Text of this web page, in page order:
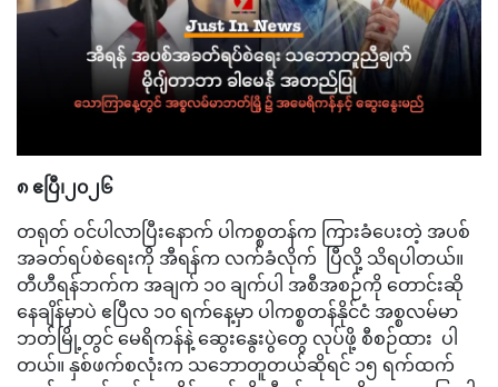
၈ ဧပြီ၊၂၀၂၆
တရုတ် ဝင်ပါလာပြီးနောက် ပါကစ္စတန်က ကြားခံပေးတဲ့ အပစ်
အခတ်ရပ်စဲရေးကို အီရန်က လက်ခံလိုက် ပြီလို့ သိရပါတယ်။
တီဟီရန်ဘက်က အချက် ၁၀ ချက်ပါ အစီအစဉ်ကို တောင်းဆို
နေချိန်မှာပဲ ဧပြီလ ၁၀ ရက်နေ့မှာ ပါကစ္စတန်နိုင်ငံ အစ္စလမ်မာ
ဘတ်မြို့တွင် မေရိကန်နဲ့ ဆွေးနွေးပွဲတွေ လုပ်ဖို့ စီစဉ်ထား ပါ
တယ်။ နှစ်ဖက်စလုံးက သဘောတူတယ်ဆိုရင် ၁၅ ရက်ထက်